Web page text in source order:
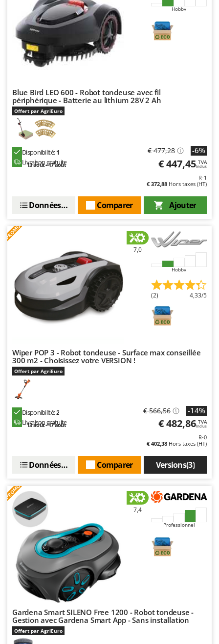
Hobby
Blue Bird LEO 600 - Robot tondeuse avec fil
périphérique - Batterie au lithium 28V 2 Ah
Offert par AgriEuro
Disponibilité:1
Livraison gratuite
13 août - 17 août
€ 477,28 -6%
€ 447,45 TVA
Inclus
R-1
€ 372,88 Hors taxes (HT)
Ajouter
Comparer
Données techniques
PROMO
7,0
Hobby
(2) 4,33/5
Wiper POP 3 - Robot tondeuse - Surface max conseillée
300 m2 - Choisissez votre VERSION !
Offert par AgriEuro
Disponibilité:2
Livraison gratuite
13 août - 17 août
€ 566,56 -14%
€ 482,86 TVA
Inclus
R-0
€ 402,38 Hors taxes (HT)
Versions(3)
Comparer
Données techniques
PROMO
7,4
Professionnel
Gardena Smart SILENO Free 1200 - Robot tondeuse -
Gestion avec Gardena Smart App - Sans installation
Offert par AgriEuro